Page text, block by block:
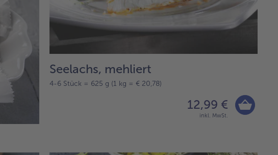
Seelachs, mehliert
4-6 Stück = 625 g (1 kg = € 20,78)
12,99 €
inkl. MwSt.